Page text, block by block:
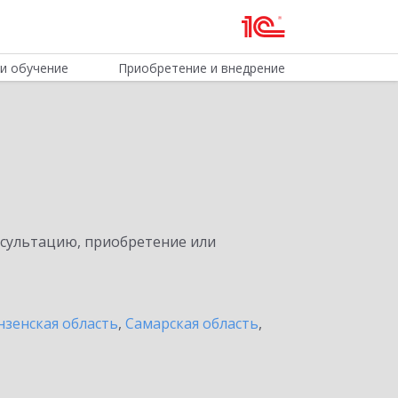
обучение Приобретение и внедрение
приобретение или
область, Самарская область,